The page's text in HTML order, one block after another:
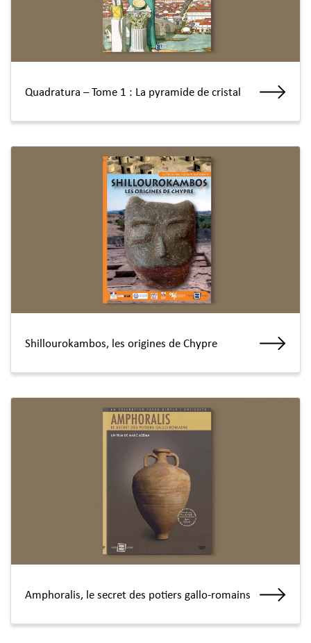
Quadratura – Tome 1 : La pyramide de cristal
Shillourokambos, les origines de Chypre
Amphoralis, le secret des potiers gallo-romains